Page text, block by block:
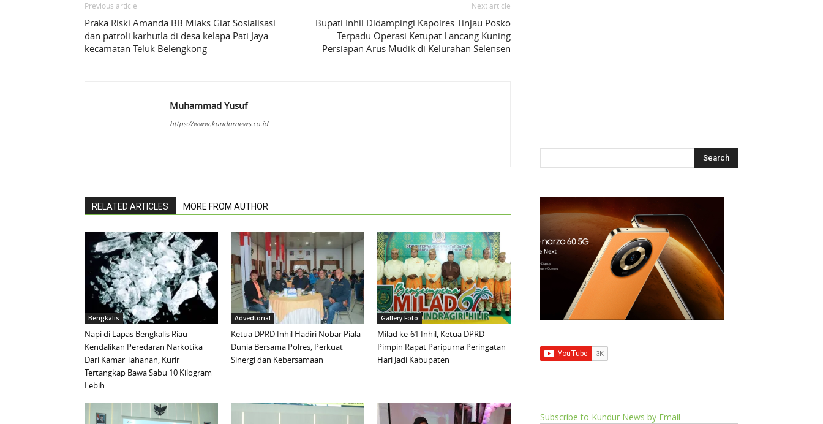
Previous article
Praka Riski Amanda BB Mlaks Giat Sosialisasi
dan patroli karhutla di desa kelapa Pati Jaya
kecamatan Teluk Belengkong
Next article
Bupati Inhil Didampingi Kapolres Tinjau Posko
Terpadu Operasi Ketupat Lancang Kuning
Persiapan Arus Mudik di Kelurahan Selensen
Muhammad Yusuf
https://www.kundurnews.co.id
RELATED ARTICLES MORE FROM AUTHOR
Bengkalis
Napi di Lapas Bengkalis Riau
Kendalikan Peredaran Narkotika
Dari Kamar Tahanan, Kurir
Tertangkap Bawa Sabu 10 Kilogram
Lebih
Advedtorial
Ketua DPRD Inhil Hadiri Nobar Piala
Dunia Bersama Polres, Perkuat
Sinergi dan Kebersamaan
Gallery Foto
Milad ke-61 Inhil, Ketua DPRD
Pimpin Rapat Paripurna Peringatan
Hari Jadi Kabupaten
Subscribe to Kundur News by Email